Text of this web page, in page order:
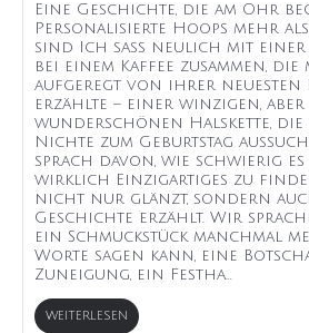
Eine Geschichte, die am Ohr
Personalisierte Hoops mehr
sind Ich saß neulich mit
bei einem Kaffee zusammen,
aufgeregt von ihrer neuesten
erzählte – einer winzigen, aber
wunderschönen Halskette,
Nichte zum Geburtstag
sprach davon, wie schwierig es
wirklich Einzigartiges zu
nicht nur glänzt, sondern
Geschichte erzählt. Wir
ein Schmuckstück manchmal
Worte sagen kann, eine
Zuneigung, ein Festha...
WEITERLESEN